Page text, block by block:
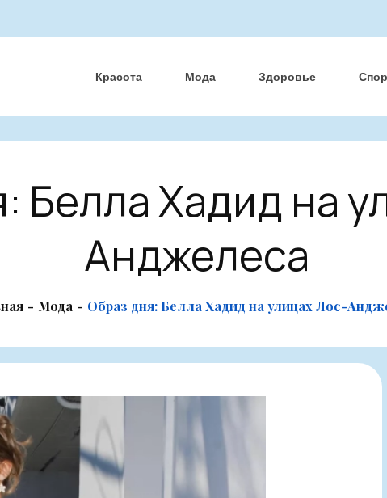
Красота Мода Здоровье
Белла Хадид на
Анджелеса
Мода Образ дня: Белла Хадид на улицах Лос-